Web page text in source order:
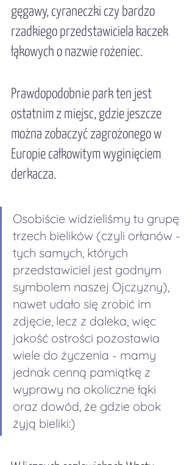
gęgawy, cyraneczki czy bardzo
rzadkiego przedstawiciela kaczek
łąkowych o nazwie rożeniec.
Prawdopodobnie park ten jest
ostatnim z miejsc, gdzie jeszcze
można zobaczyć zagrożonego w
Europie całkowitym wyginięciem
derkacza.
Osobiście widzieliśmy tu grupę
trzech bielików (czyli orłanów -
tych samych, których
przedstawiciel jest godnym
symbolem naszej Ojczyzny),
nawet udało się zrobić im
zdjęcie, lecz z daleka, więc
jakość ostrości pozostawia
wiele do życzenia - mamy
jednak cenną pamiątkę z
wyprawy na okoliczne łąki
oraz dowód, że gdzie obok
żyją bieliki:)